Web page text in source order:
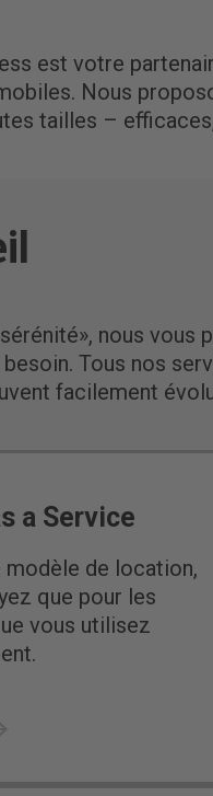
est votre
Nous
tailles –
nous
Tous nos
facilement
a Service
de location,
que pour les
vous utilisez